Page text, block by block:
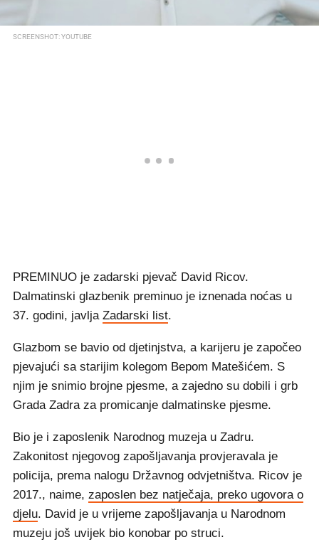
SCREENSHOT: YOUTUBE
PREMINUO je zadarski pjevač David Ricov.
Dalmatinski glazbenik preminuo je iznenada noćas u
37. godini, javlja Zadarski list.
Glazbom se bavio od djetinjstva, a karijeru je započeo
pjevajući sa starijim kolegom Bepom Matešićem. S
njim je snimio brojne pjesme, a zajedno su dobili i grb
Grada Zadra za promicanje dalmatinske pjesme.
Bio je i zaposlenik Narodnog muzeja u Zadru.
Zakonitost njegovog zapošljavanja provjeravala je
policija, prema nalogu Državnog odvjetništva. Ricov je
2017., naime, zaposlen bez natječaja, preko ugovora o
djelu. David je u vrijeme zapošljavanja u Narodnom
muzeju još uvijek bio konobar po struci.